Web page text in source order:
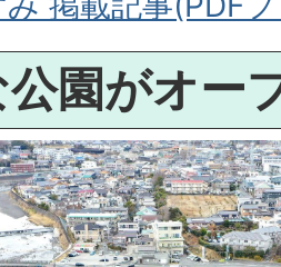
園がオー